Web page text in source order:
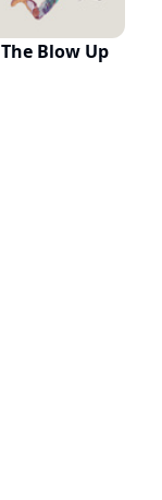
The Blow Up